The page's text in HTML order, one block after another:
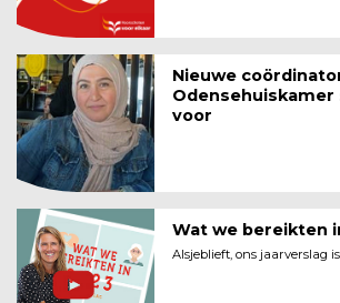
Nieuwe
voor
Wat we bereikten
Alsjeblieft, ons jaarverslag